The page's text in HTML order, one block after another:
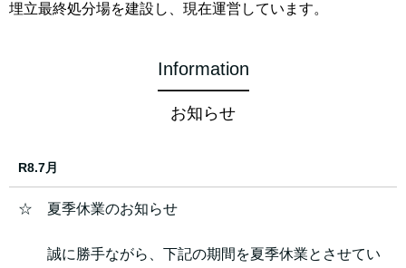
埋立最終処分場を建設し、現在運営しています。
Information
お知らせ
R8.7月
☆ 夏季休業のお知らせ
誠に勝手ながら、下記の期間を夏季休業とさせてい